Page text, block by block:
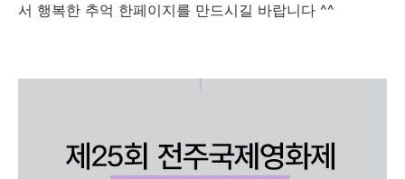
서 행복한 추억 한페이지를 만드시길 바랍니다 ^^